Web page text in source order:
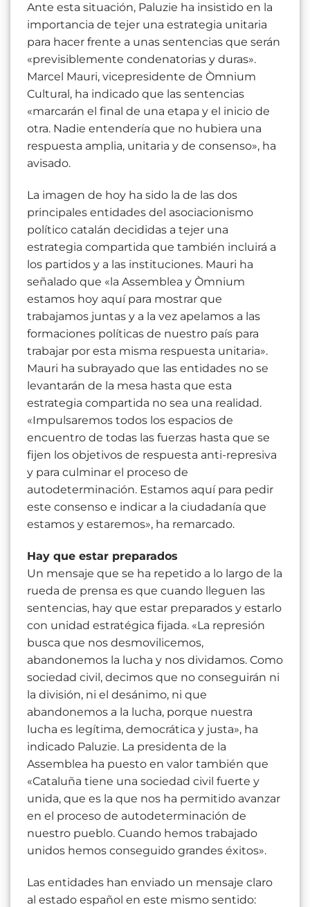
Ante esta situación, Paluzie ha insistido en la
importancia de tejer una estrategia unitaria
para hacer frente a unas sentencias que serán
«previsiblemente condenatorias y duras».
Marcel Mauri, vicepresidente de Òmnium
Cultural, ha indicado que las sentencias
«marcarán el final de una etapa y el inicio de
otra. Nadie entendería que no hubiera una
respuesta amplia, unitaria y de consenso», ha
avisado.
La imagen de hoy ha sido la de las dos
principales entidades del asociacionismo
político catalán decididas a tejer una
estrategia compartida que también incluirá a
los partidos y a las instituciones. Mauri ha
señalado que «la Assemblea y Òmnium
estamos hoy aquí para mostrar que
trabajamos juntas y a la vez apelamos a las
formaciones políticas de nuestro país para
trabajar por esta misma respuesta unitaria».
Mauri ha subrayado que las entidades no se
levantarán de la mesa hasta que esta
estrategia compartida no sea una realidad.
«Impulsaremos todos los espacios de
encuentro de todas las fuerzas hasta que se
fijen los objetivos de respuesta anti-represiva
y para culminar el proceso de
autodeterminación. Estamos aquí para pedir
este consenso e indicar a la ciudadanía que
estamos y estaremos», ha remarcado.
Hay que estar preparados
Un mensaje que se ha repetido a lo largo de la
rueda de prensa es que cuando lleguen las
sentencias, hay que estar preparados y estarlo
con unidad estratégica fijada. «La represión
busca que nos desmovilicemos,
abandonemos la lucha y nos dividamos. Como
sociedad civil, decimos que no conseguirán ni
la división, ni el desánimo, ni que
abandonemos a la lucha, porque nuestra
lucha es legítima, democrática y justa», ha
indicado Paluzie. La presidenta de la
Assemblea ha puesto en valor también que
«Cataluña tiene una sociedad civil fuerte y
unida, que es la que nos ha permitido avanzar
en el proceso de autodeterminación de
nuestro pueblo. Cuando hemos trabajado
unidos hemos conseguido grandes éxitos».
Las entidades han enviado un mensaje claro
al estado español en este mismo sentido: